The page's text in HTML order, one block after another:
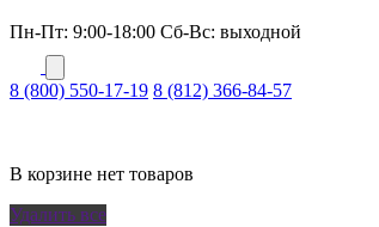
Пн-Пт: 9:00-18:00 Cб-Вс: выходной
8 (800) 550-17-19 8 (812) 366-84-57
В корзине нет товаров
Удалить все